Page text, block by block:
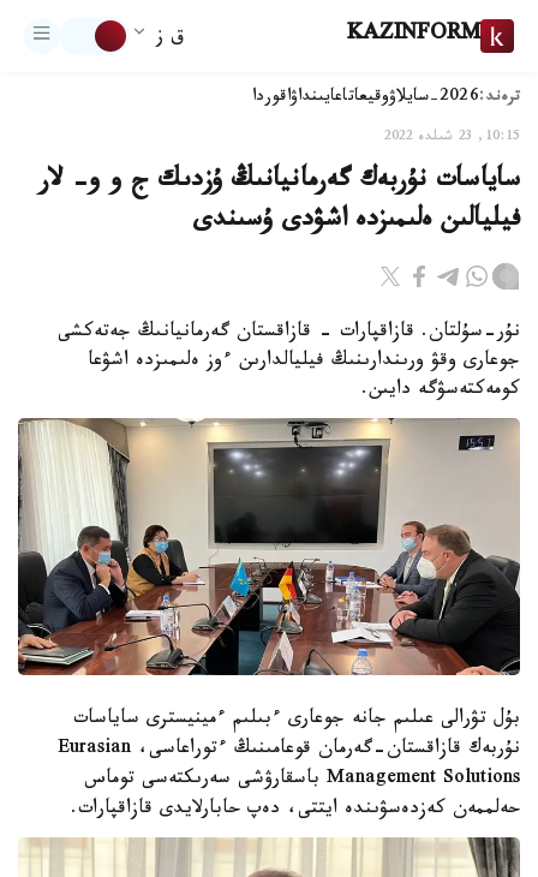
KAZINFORM ق ز
ترەند:2026-سايلاۋ وقيعاتاعايىنداۋاقوردا
10:15, 23 شىلدە 2022
ساياسات نۇربەك گەرمانيانىڭ ۇزدىك ج و و- لار
فيليالىن ەلىمىزدە اشۋدى ۇسىندى
نۇر-سۇلتان. قازاقپارات - قازاقستان گەرمانيانىڭ جەتەكشى
جوعارى وقۋ ورىندارىنىڭ فيليالدارىن ءوز ەلىمىزدە اشۋعا
كومەكتەسۋگە دايىن.
بۇل تۋرالى عىلىم جانە جوعارى ءبىلىم ءمينيسترى ساياسات
نۇربەك قازاقستان-گەرمان قوعامىنىڭ ءتوراعاسى، Eurasian
Management Solutions باسقارۋشى سەرىكتەسى توماس
حەلممەن كەزدەسۋىندە ايتتى، دەپ حابارلايدى قازاقپارات.